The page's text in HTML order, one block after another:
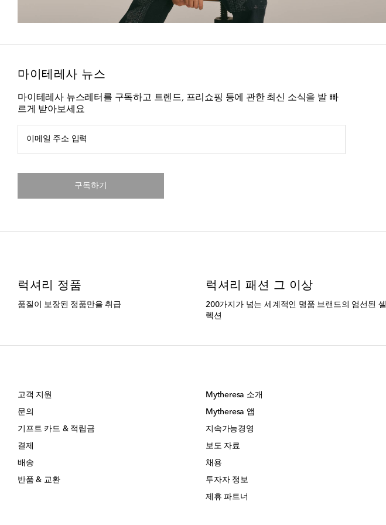
마이테레사 뉴스
마이테레사 뉴스레터를 구독하고 트렌드, 프리쇼핑 등에 관한 최신 소식을 발 빠
르게 받아보세요
이메일 주소 입력
구독하기
럭셔리 정품
품질이 보장된 정품만을 취급
럭셔리 패션 그 이상
200가지가 넘는 세계적인 명품 브랜드의 엄선된 셀
렉션
고객 지원
문의
기프트 카드 & 적립금
결제
배송
반품 & 교환
Mytheresa 소개
Mytheresa 앱
지속가능경영
보도 자료
채용
투자자 정보
제휴 파트너